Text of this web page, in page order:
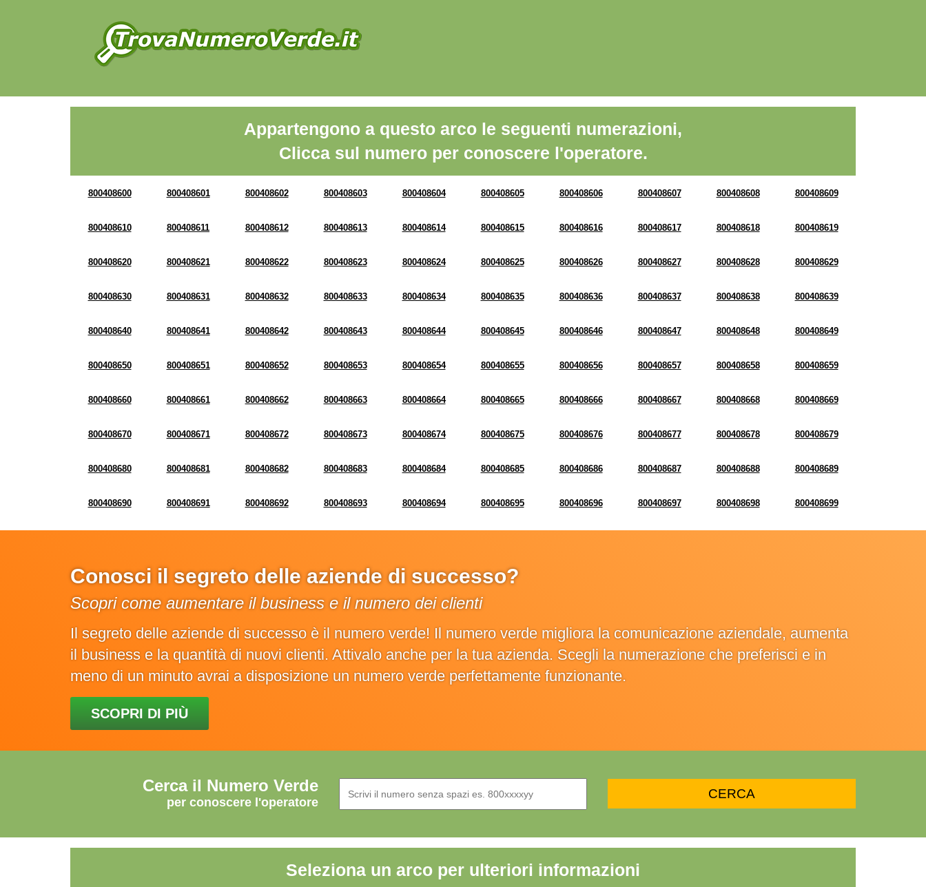
Appartengono a questo arco le seguenti numerazioni,
Clicca sul numero per conoscere l'operatore.
800408600 800408601 800408602 800408603 800408604 800408605 800408606 800408607 800408608 800408609
800408610 800408611 800408612 800408613 800408614 800408615 800408616 800408617 800408618 800408619
800408620 800408621 800408622 800408623 800408624 800408625 800408626 800408627 800408628 800408629
800408630 800408631 800408632 800408633 800408634 800408635 800408636 800408637 800408638 800408639
800408640 800408641 800408642 800408643 800408644 800408645 800408646 800408647 800408648 800408649
800408650 800408651 800408652 800408653 800408654 800408655 800408656 800408657 800408658 800408659
800408660 800408661 800408662 800408663 800408664 800408665 800408666 800408667 800408668 800408669
800408670 800408671 800408672 800408673 800408674 800408675 800408676 800408677 800408678 800408679
800408680 800408681 800408682 800408683 800408684 800408685 800408686 800408687 800408688 800408689
800408690 800408691 800408692 800408693 800408694 800408695 800408696 800408697 800408698 800408699
Conosci il segreto delle aziende di successo?
Scopri come aumentare il business e il numero dei clienti
Il segreto delle aziende di successo è il numero verde! Il numero verde migliora la comunicazione aziendale, aumenta
il business e la quantità di nuovi clienti. Attivalo anche per la tua azienda. Scegli la numerazione che preferisci e in
meno di un minuto avrai a disposizione un numero verde perfettamente funzionante.
SCOPRI DI PIÙ
Cerca il Numero Verde
per conoscere l'operatore
Seleziona un arco per ulteriori informazioni